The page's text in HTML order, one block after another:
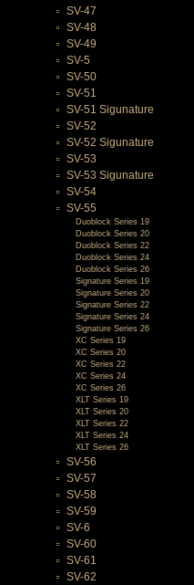
SV-47
SV-48
SV-49
SV-5
SV-50
SV-51
SV-51 Sigunature
SV-52
SV-52 Sigunature
SV-53
SV-53 Sigunature
SV-54
SV-55
Duoblock Series 19
Duoblock Series 20
Duoblock Series 22
Duoblock Series 24
Duoblock Series 26
Signature Series 19
Signature Series 20
Signature Series 22
Signature Series 24
Signature Series 26
XC Series 19
XC Series 20
XC Series 22
XC Series 24
XC Series 26
XLT Series 19
XLT Series 20
XLT Series 22
XLT Series 24
XLT Series 26
SV-56
SV-57
SV-58
SV-59
SV-6
SV-60
SV-61
SV-62